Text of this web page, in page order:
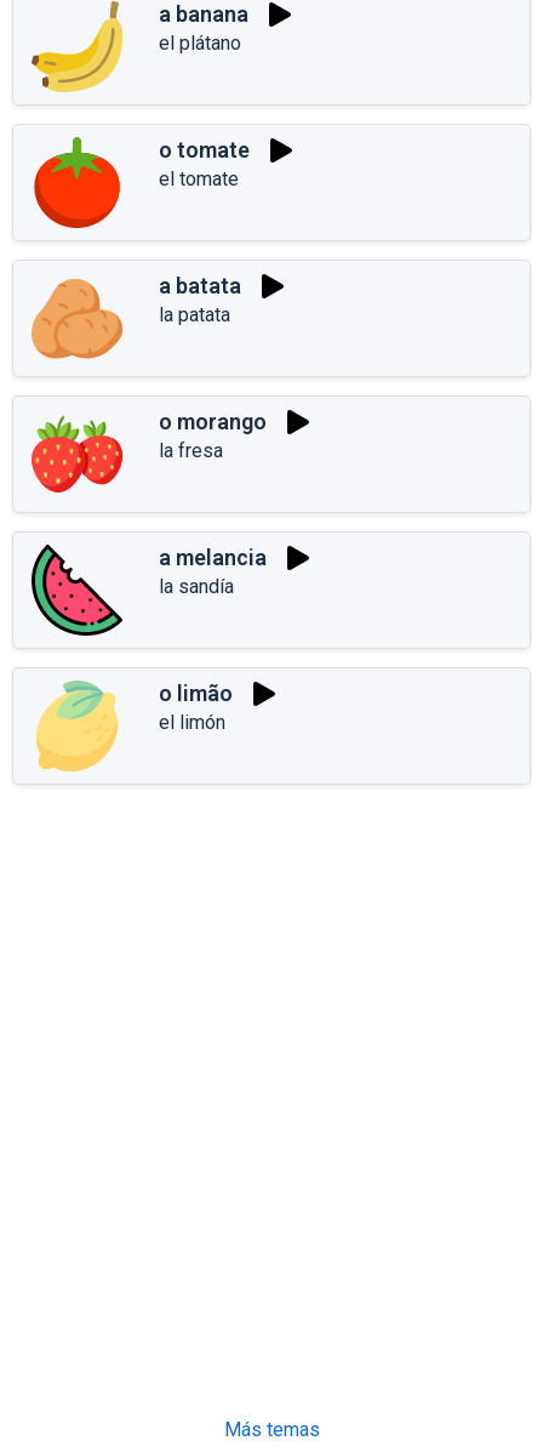
a banana
el plátano
o tomate
el tomate
a batata
la patata
o morango
la fresa
a melancia
la sandía
o limão
el limón
Más temas